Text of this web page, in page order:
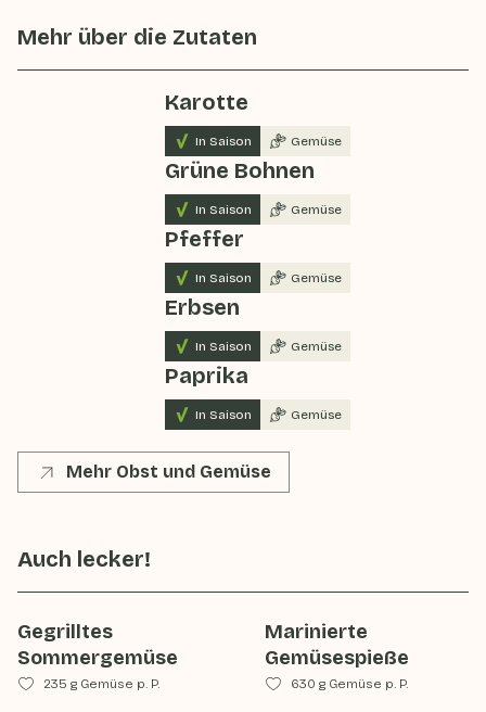
Mehr über die Zutaten
Karotte
In Saison Gemüse
Grüne Bohnen
In Saison Gemüse
Pfeffer
In Saison Gemüse
Erbsen
In Saison Gemüse
Paprika
In Saison Gemüse
Mehr Obst und Gemüse
Auch lecker!
Gegrilltes
Sommergemüse
235 g Gemüse p. P.
Marinierte
Gemüsespieße
630 g Gemüse p. P.